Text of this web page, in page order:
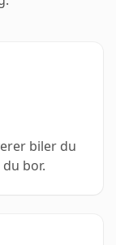
biler du
bor.